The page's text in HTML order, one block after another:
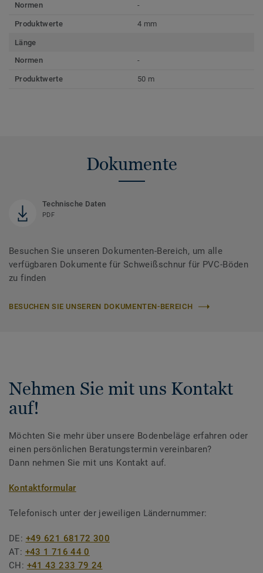
Normen
-
Produktwerte 4 mm
Länge
Normen
-
Produktwerte 50 m
Dokumente
Technische Daten
PDF
Besuchen Sie unseren Dokumenten-Bereich, um alle
verfügbaren Dokumente für Schweißschnur für PVC-Böden
zu finden
BESUCHEN SIE UNSEREN DOKUMENTEN-BEREICH
Nehmen Sie mit uns Kontakt
auf!
Möchten Sie mehr über unsere Bodenbeläge erfahren oder
einen persönlichen Beratungstermin vereinbaren?
Dann nehmen Sie mit uns Kontakt auf.
Kontaktformular
Telefonisch unter der jeweiligen Ländernummer:
DE: +49 621 68172 300
AT: +43 1 716 44 0
CH: +41 43 233 79 24